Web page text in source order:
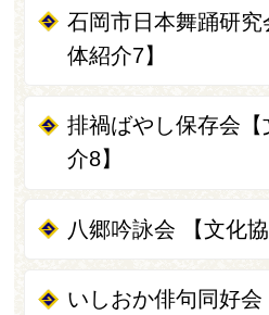
石岡市日本舞踊研
体紹介7】
排禍ばやし保存会
介8】
八郷吟詠会 【文化
いしおか俳句同好